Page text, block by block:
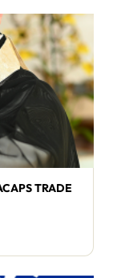
TRADE